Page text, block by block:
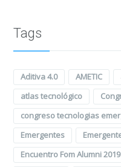
Tags
Aditiva 4.0 AMETIC
atlas tecnológico
congreso tecnologias
Emergentes
Encuentro Fom Alumni 2019